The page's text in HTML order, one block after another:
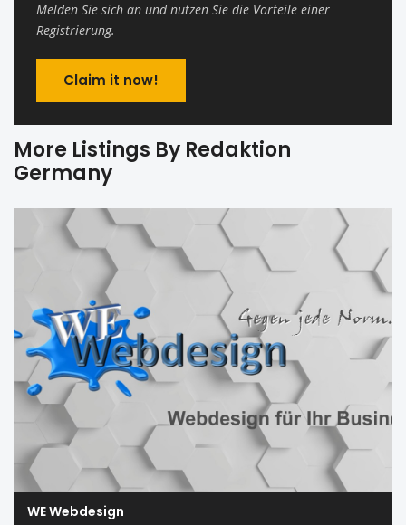
Melden Sie sich an und nutzen Sie die Vorteile einer
Registrierung.
Claim it now!
More Listings By Redaktion
Germany
WE Webdesign